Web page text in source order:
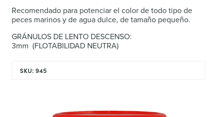
Recomendado para potenciar el color de todo tipo de
peces marinos y de agua dulce, de tamaño pequeño.
GRÁNULOS DE LENTO DESCENSO:
3mm (FLOTABILIDAD NEUTRA)
SKU: 945